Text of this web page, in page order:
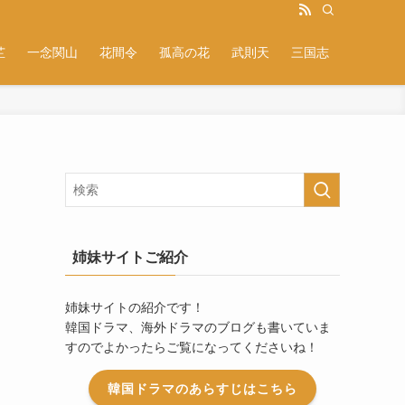
一念関山 花間令 孤高の花 武則天 三国志
姉妹サイトご紹介
姉妹サイトの紹介です！
韓国ドラマ、海外ドラマのブログも書いていま
すのでよかったらご覧になってくださいね！
韓国ドラマのあらすじはこちら